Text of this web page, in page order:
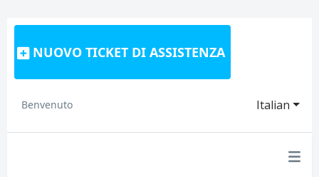
NUOVO TICKET DI ASSISTENZA
Italian
Benvenuto